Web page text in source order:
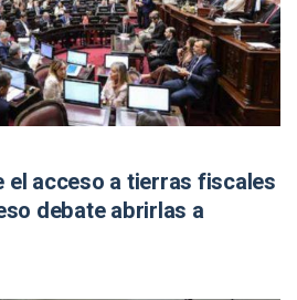
el acceso a tierras fiscales
debate abrirlas a